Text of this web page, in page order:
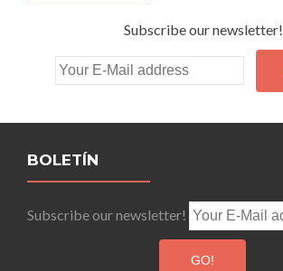
Subscribe our newsletter!
BOLETÍN
Subscribe our newsletter!